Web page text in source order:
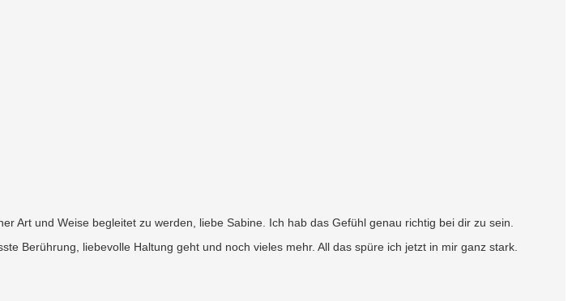
Art und Weise begleitet zu werden, liebe Sabine. Ich hab das Gefühl genau richtig bei dir zu sein.
Berührung, liebevolle Haltung geht und noch vieles mehr. All das spüre ich jetzt in mir ganz stark.